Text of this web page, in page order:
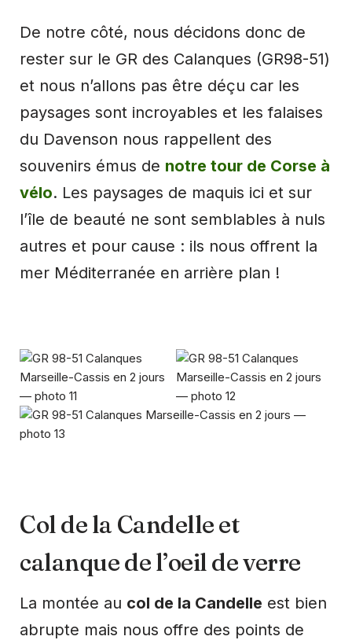
De notre côté, nous décidons donc de
rester sur le GR des Calanques (GR98-51)
et nous n’allons pas être déçu car les
paysages sont incroyables et les falaises
du Davenson nous rappellent des
souvenirs émus de notre tour de Corse à
vélo. Les paysages de maquis ici et sur
l’île de beauté ne sont semblables à nuls
autres et pour cause : ils nous offrent la
mer Méditerranée en arrière plan !
Col de la Candelle et
calanque de l’oeil de verre
La montée au col de la Candelle est bien
abrupte mais nous offre des points de